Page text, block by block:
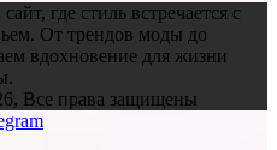
где стиль встречается с
От трендов моды до
вдохновение для жизни
Все права защищены